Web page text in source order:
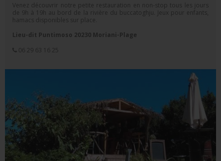
Venez découvrir notre petite restauration en non-stop tous les jours
de 9h à 19h au bord de la rivière du buccatoghju. Jeux pour enfants,
hamacs disponibles sur place.
Lieu-dit Puntimoso 20230 Moriani-Plage
06 29 63 16 25